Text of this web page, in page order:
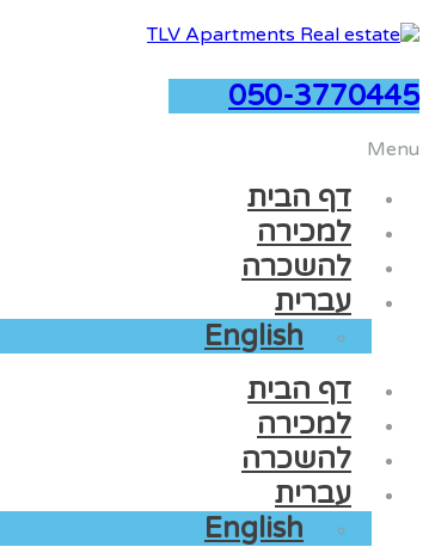
050-3770445
Menu
דף הבית
למכירה
להשכרה
עברית
English
דף הבית
למכירה
להשכרה
עברית
English